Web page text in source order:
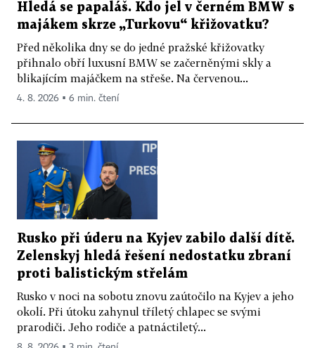
Hledá se papaláš. Kdo jel v černém BMW s
majákem skrze „Turkovu“ křižovatku?
Před několika dny se do jedné pražské křižovatky
přihnalo obří luxusní BMW se začerněnými skly a
blikajícím majáčkem na střeše. Na červenou...
4. 8. 2026 ▪ 6 min. čtení
Rusko při úderu na Kyjev zabilo další dítě.
Zelenskyj hledá řešení nedostatku zbraní
proti balistickým střelám
Rusko v noci na sobotu znovu zaútočilo na Kyjev a jeho
okolí. Při útoku zahynul tříletý chlapec se svými
prarodiči. Jeho rodiče a patnáctiletý...